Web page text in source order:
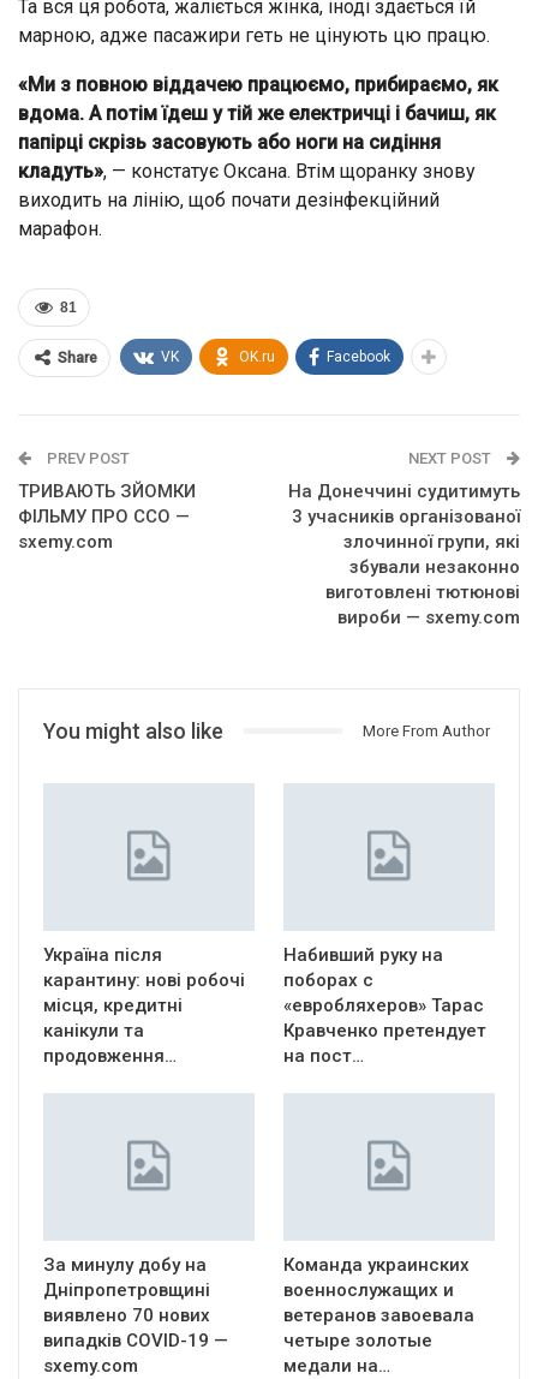
Та вся ця робота, жаліється жінка, іноді здається їй
марною, адже пасажири геть не цінують цю працю.
«Ми з повною віддачею працюємо, прибираємо, як
вдома. А потім їдеш у тій же електричці і бачиш, як
папірці скрізь засовують або ноги на сидіння
кладуть», — констатує Оксана. Втім щоранку знову
виходить на лінію, щоб почати дезінфекційний
марафон.
81
Share VK OK.ru Facebook
PREV POST
ТРИВАЮТЬ ЗЙОМКИ
ФІЛЬМУ ПРО ССО —
sxemy.com
NEXT POST
На Донеччині судитимуть
3 учасників організованої
злочинної групи, які
збували незаконно
виготовлені тютюнові
вироби — sxemy.com
You might also like More From Author
Україна після
карантину: нові робочі
місця, кредитні
канікули та
продовження…
Набивший руку на
поборах с
«евробляхеров» Тарас
Кравченко претендует
на пост…
За минулу добу на
Дніпропетровщині
виявлено 70 нових
випадків COVID-19 —
sxemy.com
Команда украинских
военнослужащих и
ветеранов завоевала
четыре золотые
медали на…